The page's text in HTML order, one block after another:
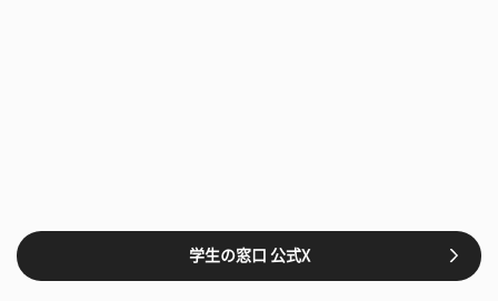
学生の窓口 公式X